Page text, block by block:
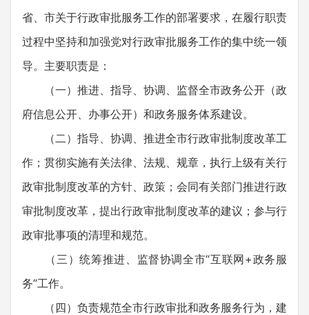
省、市关于行政审批服务工作的部署要求，在履行职责
过程中坚持和加强党对行政审批服务工作的集中统一领
导。主要职责是：
（一）推进、指导、协调、监督全市政务公开（政
府信息公开、办事公开）和政务服务体系建设。
（二）指导、协调、推进全市行政审批制度改革工
作；贯彻实施有关法律、法规、规章，执行上级有关行
政审批制度改革的方针、政策；会同有关部门推进行政
审批制度改革，提出行政审批制度改革的建议；参与行
政审批事项的清理和规范。
（三）统筹推进、监督协调全市“互联网+政务服
务”工作。
（四）负责规范全市行政审批和政务服务行为，建